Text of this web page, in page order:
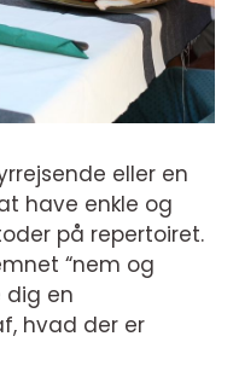
eller en
have enkle og
på repertoiret.
“nem og
dig en
hvad der er